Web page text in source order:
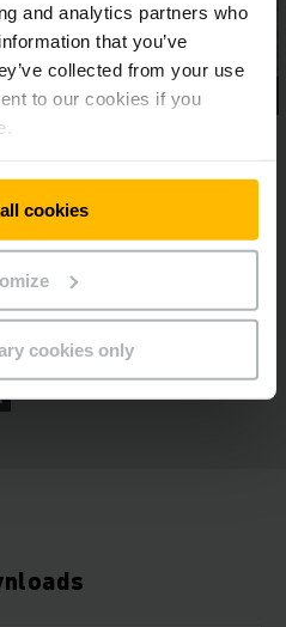
and analytics partners who
that you’ve
collected from your use
to our cookies if you
cookies
cookies only